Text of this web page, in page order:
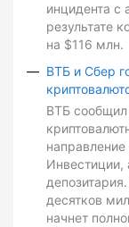
инцидента с
результате
на $116 млн.
ВТБ и Сбер
ВТБ
десятков
начнет